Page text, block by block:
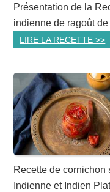
Présentation de la
indienne de ragoût de
LIRE LA RECETTE >>
Recette de
Indienne et Indien